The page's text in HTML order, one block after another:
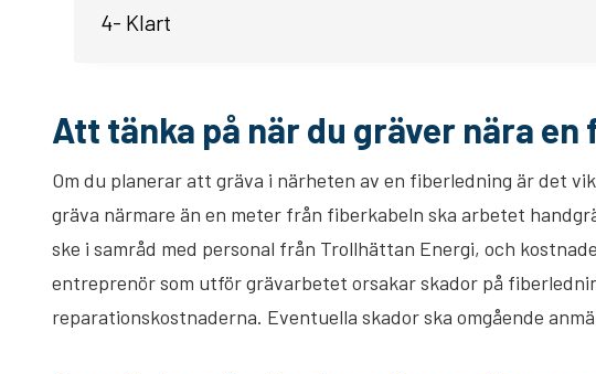
4- Klart
Att tänka på när du gräver nära
Om du planerar att gräva i närheten av en fiberledning är det
gräva närmare än en meter från fiberkabeln ska arbetet
ske i samråd med personal från Trollhättan Energi, och
entreprenör som utför grävarbetet orsakar skador på
reparationskostnaderna. Eventuella skador ska omgående